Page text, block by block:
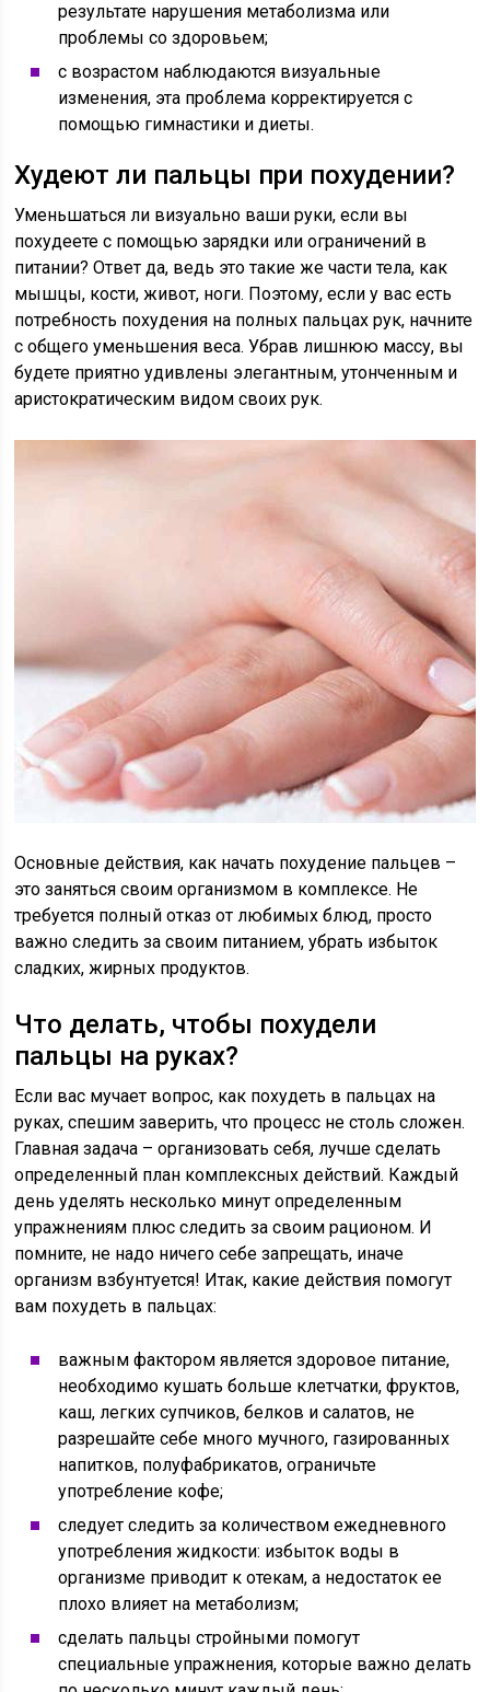
результате нарушения метаболизма или
проблемы со здоровьем;
с возрастом наблюдаются визуальные
изменения, эта проблема корректируется с
помощью гимнастики и диеты.
Худеют ли пальцы при похудении?
Уменьшаться ли визуально ваши руки, если вы
похудеете с помощью зарядки или ограничений в
питании? Ответ да, ведь это такие же части тела, как
мышцы, кости, живот, ноги. Поэтому, если у вас есть
потребность похудения на полных пальцах рук, начните
с общего уменьшения веса. Убрав лишнюю массу, вы
будете приятно удивлены элегантным, утонченным и
аристократическим видом своих рук.
Основные действия, как начать похудение пальцев –
это заняться своим организмом в комплексе. Не
требуется полный отказ от любимых блюд, просто
важно следить за своим питанием, убрать избыток
сладких, жирных продуктов.
Что делать, чтобы похудели
пальцы на руках?
Если вас мучает вопрос, как похудеть в пальцах на
руках, спешим заверить, что процесс не столь сложен.
Главная задача – организовать себя, лучше сделать
определенный план комплексных действий. Каждый
день уделять несколько минут определенным
упражнениям плюс следить за своим рационом. И
помните, не надо ничего себе запрещать, иначе
организм взбунтуется! Итак, какие действия помогут
вам похудеть в пальцах:
важным фактором является здоровое питание,
необходимо кушать больше клетчатки, фруктов,
каш, легких супчиков, белков и салатов, не
разрешайте себе много мучного, газированных
напитков, полуфабрикатов, ограничьте
употребление кофе;
следует следить за количеством ежедневного
употребления жидкости: избыток воды в
организме приводит к отекам, а недостаток ее
плохо влияет на метаболизм;
сделать пальцы стройными помогут
специальные упражнения, которые важно делать